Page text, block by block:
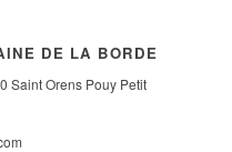
DE LA BORDE
Saint Orens Pouy Petit